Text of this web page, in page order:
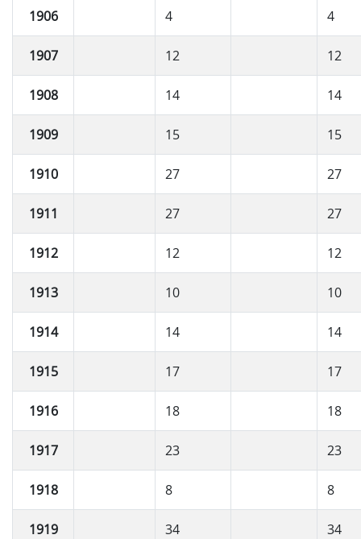
1906 4 4
1907 12 12
1908 14 14
1909 15 15
1910 27 27
1911 27 27
1912 12 12
1913 10 10
1914 14 14
1915 17 17
1916 18 18
1917 23 23
1918 8 8
1919 34 34